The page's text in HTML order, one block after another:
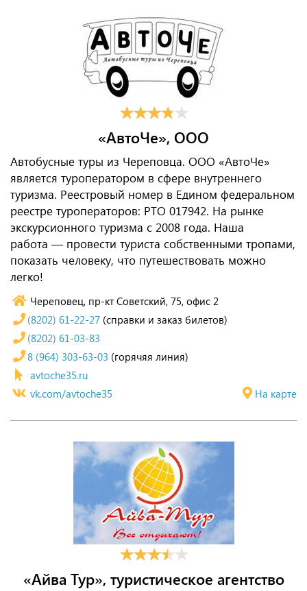
«АвтоЧе», ООО
Автобусные туры из Череповца. ООО «АвтоЧе»
является туроператором в сфере внутреннего
туризма. Реестровый номер в Едином федеральном
реестре туроператоров: РТО 017942. На рынке
экскурсионного туризма с 2008 года. Наша
работа — провести туриста собственными тропами,
показать человеку, что путешествовать можно
легко!
Череповец, пр-кт Советский, 75, офис 2
На карте
(8202) 61-22-27 (справки и заказ билетов)
(8202) 61-03-83
8 (964) 303-63-03 (горячяя линия)
avtoche35.ru
vk.com/avtoche35
«Айва Тур», туристическое агентство